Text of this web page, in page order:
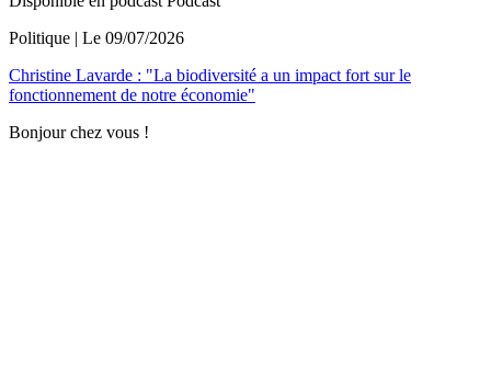
Politique | Le 09/07/2026
Christine Lavarde : "La biodiversité a un impact fort sur le
fonctionnement de notre économie"
Bonjour chez vous !